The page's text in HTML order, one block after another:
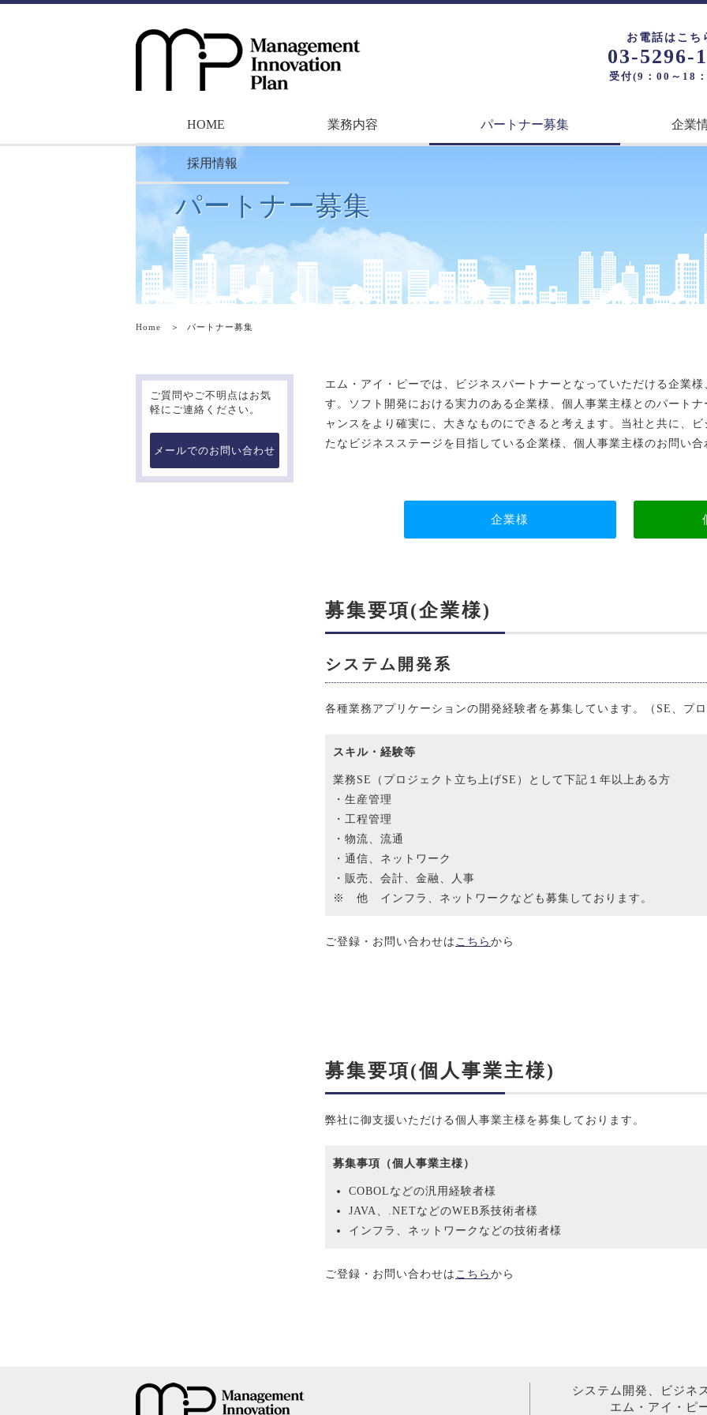
お電話はこち
03-5296-
受付(9：00～18
HOME 業務内容 パートナー募集 企業
採用情報
パートナー募集
Home ＞ パートナー募集
エム・アイ・ピーでは、ビジネスパートナーとなっていただける企業
す。ソフト開発における実力のある企業様、個人事業主様とのパート
ャンスをより確実に、大きなものにできると考えます。当社と共に、
たなビジネスステージを目指している企業様、個人事業主様のお問い合
企業様
募集要項(企業様)
システム開発系
各種業務アプリケーションの開発経験者を募集しています。（SE、プロ
スキル・経験等
業務SE（プロジェクト立ち上げSE）として下記１年以上ある方
・生産管理
・工程管理
・物流、流通
・通信、ネットワーク
・販売、会計、金融、人事
※ 他 インフラ、ネットワークなども募集しております。
ご登録・お問い合わせは こちら から
募集要項(個人事業主様)
弊社に御支援いただける個人事業主様を募集しております。
募集事項（個人事業主様）
COBOLなどの汎用経験者様
JAVA、.NETなどのWEB系技術者様
インフラ、ネットワークなどの技術者様
ご登録・お問い合わせは こちら から
ご質問やご不明点はお気
軽にご連絡ください。
メールでのお問い合わせ
システム開発、ビジネ
エム・アイ・ピ